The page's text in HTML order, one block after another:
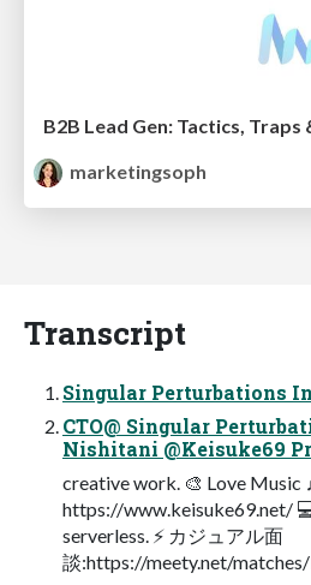
B2B Lead Gen: Tactics, Traps
marketingsoph
Transcript
Singular Perturbations
CTO@ Singular
Nishitani @Keisuke69
creative work. 🎨 Love Music
https://www.keisuke69.net/
serverless. ⚡ カジュアル⾯
談:https://meety.net/